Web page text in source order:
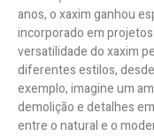
anos, o xaxim ganhou
incorporado em
versatilidade do xaxim
diferentes estilos,
exemplo, imagine um
demolição e detalhes
entre o natural e o